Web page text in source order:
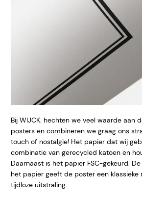
Bij WIJCK. hechten we veel waarde aan
posters en combineren we graag ons
touch of nostalgie! Het papier dat wij
combinatie van gerecycled katoen en
Daarnaast is het papier FSC-gekeurd.
het papier geeft de poster een klassieke
tijdloze uitstraling.